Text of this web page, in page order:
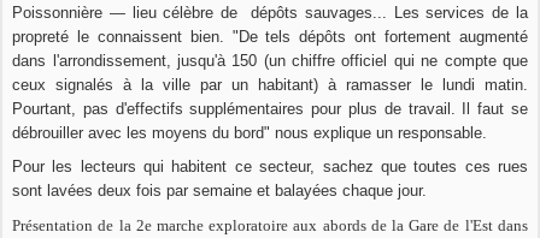
Poissonnière — lieu célèbre de dépôts sauvages... Les services de la
propreté le connaissent bien. "De tels dépôts ont fortement augmenté
dans l'arrondissement, jusqu'à 150 (un chiffre officiel qui ne compte que
ceux signalés à la ville par un habitant) à ramasser le lundi matin.
Pourtant, pas d'effectifs supplémentaires pour plus de travail. Il faut se
débrouiller avec les moyens du bord" nous explique un responsable.
Pour les lecteurs qui habitent ce secteur, sachez que toutes ces rues
sont lavées deux fois par semaine et balayées chaque jour.
Présentation de la 2e marche exploratoire aux abords de la Gare de l'Est dans